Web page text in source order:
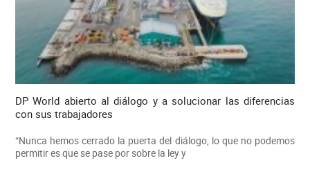
DP World abierto al diálogo y a solucionar las diferencias
con sus trabajadores
“Nunca hemos cerrado la puerta del diálogo, lo que no podemos
permitir es que se pase por sobre la ley y